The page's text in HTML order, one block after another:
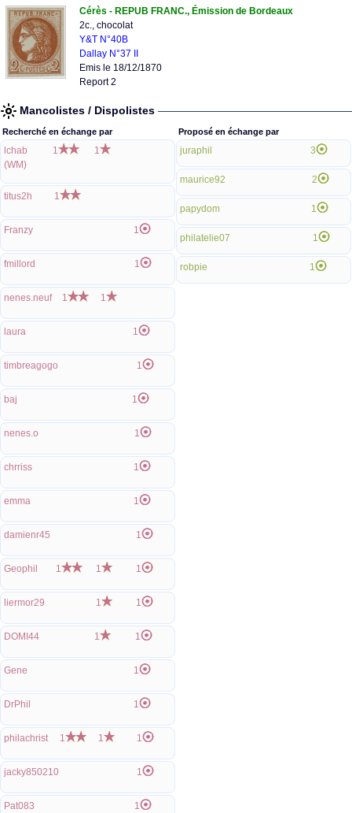
Cérès - REPUB FRANC., Émission de Bordeaux
2c., chocolat
Y&T N°40B
Dallay N°37 II
Emis le 18/12/1870
Report 2
Mancolistes / Dispolistes
Recherché en échange par
lchab
(WM)
1 1
titus2h 1
Franzy 1
fmillord 1
nenes.neuf 1 1
laura 1
timbreagogo 1
baj 1
nenes.o 1
chrriss 1
emma 1
damienr45 1
Geophil 1 1 1
liermor29 1 1
DOMI44 1 1
Gene 1
DrPhil 1
philachrist 1 1 1
jacky850210 1
Pat083 1
Proposé en échange par
juraphil 3
maurice92 2
papydom 1
philatelie07 1
robpie 1